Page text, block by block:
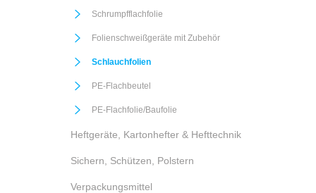
Schrumpfflachfolie
Folienschweißgeräte mit Zubehör
Schlauchfolien
PE-Flachbeutel
PE-Flachfolie/Baufolie
Heftgeräte, Kartonhefter & Hefttechnik
Sichern, Schützen, Polstern
Verpackungsmittel